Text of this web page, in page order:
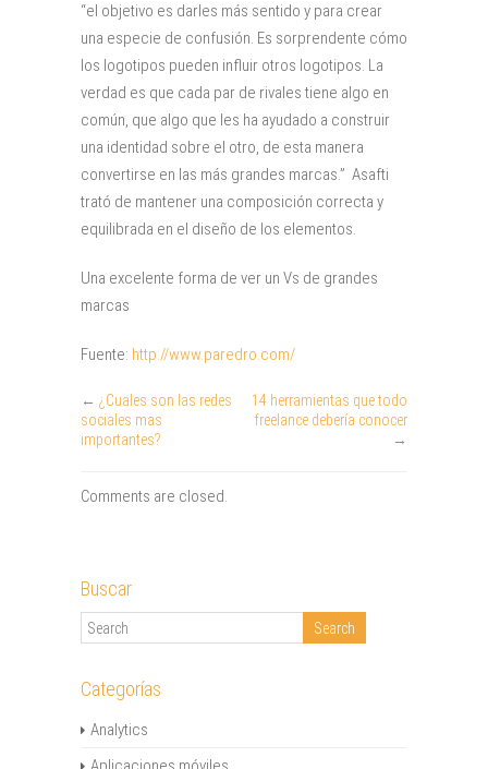
“el objetivo es darles más sentido y para crear
una especie de confusión. Es sorprendente cómo
los logotipos pueden influir otros logotipos. La
verdad es que cada par de rivales tiene algo en
común, que algo que les ha ayudado a construir
una identidad sobre el otro, de esta manera
convertirse en las más grandes marcas.” Asafti
trató de mantener una composición correcta y
equilibrada en el diseño de los elementos.
Una excelente forma de ver un Vs de grandes
marcas
Fuente: http://www.paredro.com/
← ¿Cuales son las redes
sociales mas
importantes?
14 herramientas que todo
freelance debería conocer
→
Comments are closed.
Buscar
Categorías
Analytics